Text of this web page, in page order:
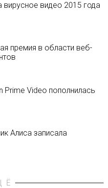
вирусное видео 2015 года
премия в области веб-
Prime Video пополнилась
Алиса записала